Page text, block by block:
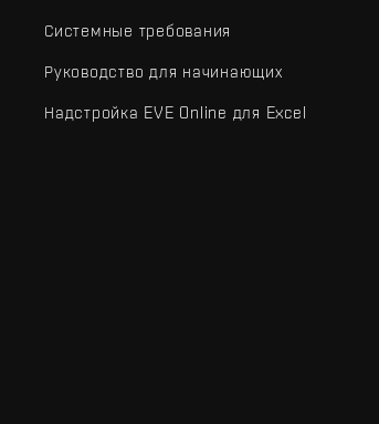
Системные требования
Руководство для начинающих
Надстройка EVE Online для Excel